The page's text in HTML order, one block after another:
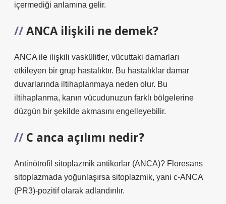
içermediği anlamına gelir.
ANCA ilişkili ne demek?
ANCA ile ilişkili vaskülitler, vücuttaki damarları
etkileyen bir grup hastalıktır. Bu hastalıklar damar
duvarlarında iltihaplanmaya neden olur. Bu
iltihaplanma, kanın vücudunuzun farklı bölgelerine
düzgün bir şekilde akmasını engelleyebilir.
C anca açılımı nedir?
Antinötrofil sitoplazmik antikorlar (ANCA)? Floresans
sitoplazmada yoğunlaşırsa sitoplazmik, yani c-ANCA
(PR3)-pozitif olarak adlandırılır.